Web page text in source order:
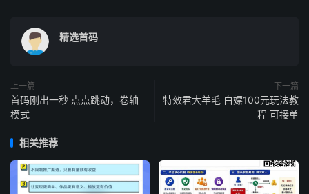
精选首码
上一篇
首码刚出一秒 点点跳动，卷轴
模式
下一篇
特效君大羊毛 白嫖100元玩法教
程 可接单
相关推荐